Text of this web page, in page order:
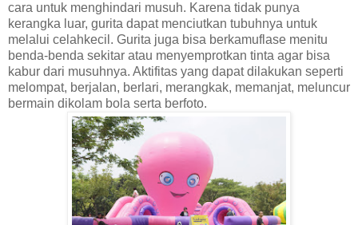
cara untuk menghindari musuh. Karena tidak punya
kerangka luar, gurita dapat menciutkan tubuhnya untuk
melalui celahkecil. Gurita juga bisa berkamuflase menitu
benda-benda sekitar atau menyemprotkan tinta agar bisa
kabur dari musuhnya. Aktifitas yang dapat dilakukan seperti
melompat, berjalan, berlari, merangkak, memanjat, meluncur
bermain dikolam bola serta berfoto.